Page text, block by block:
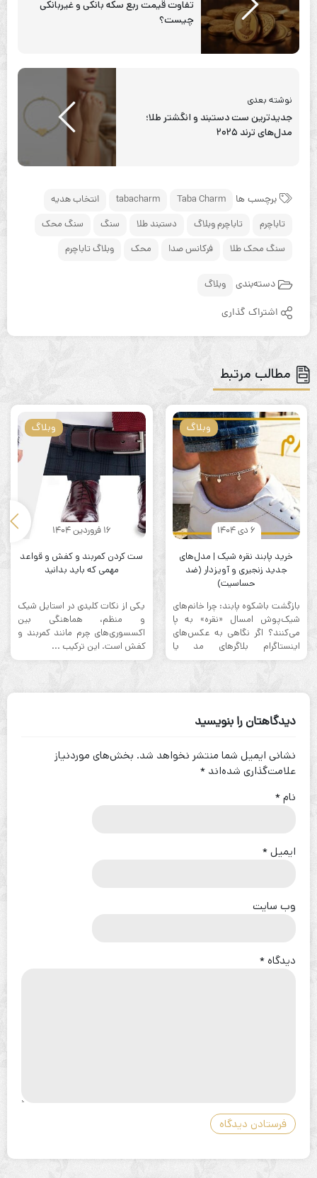
تفاوت قیمت ربع سکه بانکی و غیربانکی
چیست؟
نوشته بعدی
جدیدترین ست دستبند و انگشتر طلا؛
مدل‌های ترند ۲۰۲۵
برچسب ها Taba Charm
tabacharm
انتخاب هدیه
تاباچرم
تاباچرم وبلاگ دستبند طلا سنگ
سنگ محک
سنگ محک طلا
فرکانس صدا محک وبلاگ تاباچرم
دسته‌بندی وبلاگ
اشتراک گذاری
مطالب مرتبط
وبلاگ
6 دی 1404
خرید پابند نقره شیک | مدل‌های
جدید زنجیری و آویزدار (ضد
حساسیت)
بازگشت باشکوه پابند: چرا خانم‌های
شیک‌پوش امسال «نقره» به پا
می‌کنند؟ اگر نگاهی به عکس‌های
اینستاگرام بلاگرهای مد یا
ویترین‌های ...
وبلاگ
16 فروردین 1404
ست کردن کمربند و کفش و قواعد
مهمی که باید بدانید
یکی از نکات کلیدی در استایل شیک
و منظم، هماهنگی بین
اکسسوری‌های چرم مانند كمربند و
كفش است. این ترکیب ...
دیدگاهتان را بنویسید
نشانی ایمیل شما منتشر نخواهد شد. بخش‌های موردنیاز
علامت‌گذاری شده‌اند *
نام*
ایمیل*
وب‌ سایت
دیدگاه*